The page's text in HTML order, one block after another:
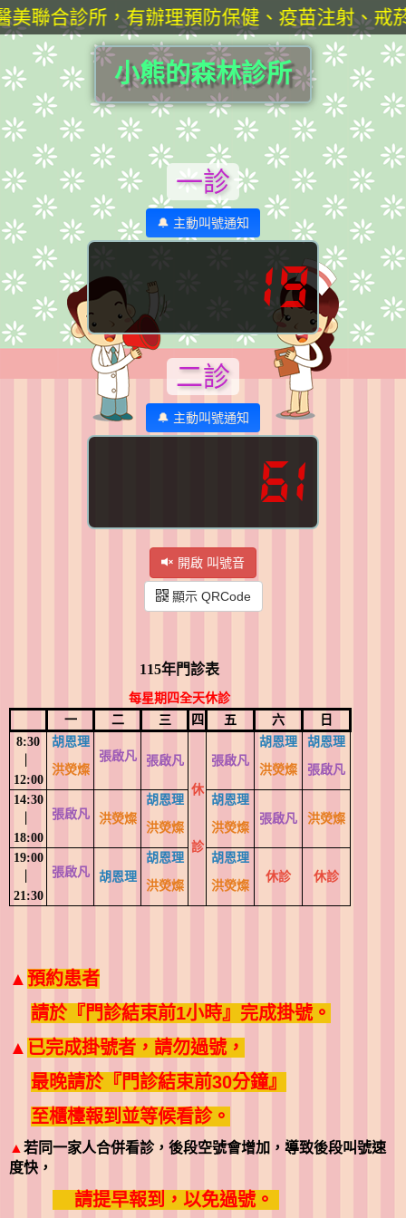
聯合診所，有辦理預防保健、疫苗注射、戒
小熊的森林診所
一診
🔔 主動叫號通知
19
二診
🔔 主動叫號通知
61
開啟 叫號音
顯示 QRCode
115年門診表
每星期四全天休診
一
二 三 四 五 六
日
8:30
12:00
胡恩理
洪熒燦
張啟凡 張啟凡
休
診
張啟凡
胡恩理
洪熒燦
胡恩理
張啟凡
14:30
18:00
張啟凡 洪熒燦
胡恩理
洪熒燦
胡恩理
洪熒燦
張啟凡 洪熒燦
19:00
21:30
張啟凡 胡恩理
胡恩理
洪熒燦
胡恩理
洪熒燦
休診 休診
▲ 預約患者
請於『門診結束前1小時』完成掛號。
▲ 已完成掛號者，請勿過號，
最晚請於『門診結束前30分鐘』
至櫃檯報到並等候看診。
▲ 若同一家人合併看診，後段空號會增加，導致後段叫號速
度快，
請提早報到，以免過號。